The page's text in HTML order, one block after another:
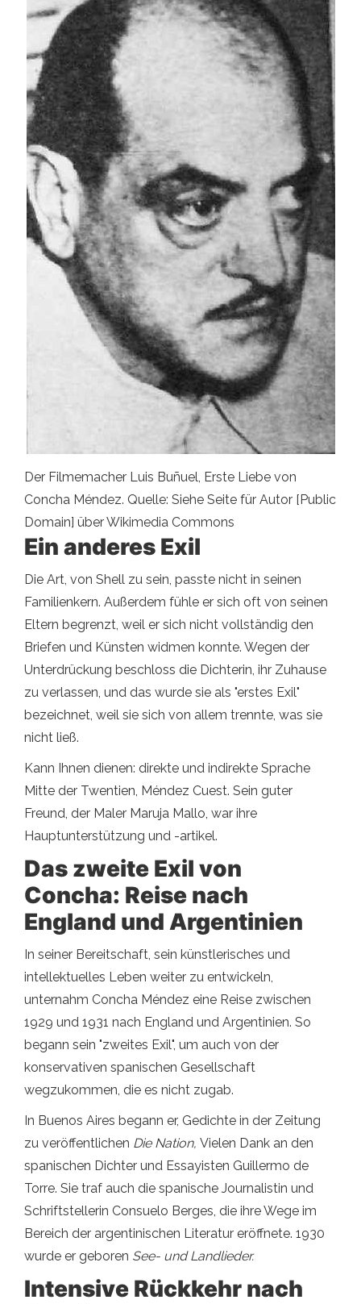
Der Filmemacher Luis Buñuel, Erste Liebe von
Concha Méndez. Quelle: Siehe Seite für Autor [Public
Domain] über Wikimedia Commons
Ein anderes Exil
Die Art, von Shell zu sein, passte nicht in seinen
Familienkern. Außerdem fühle er sich oft von seinen
Eltern begrenzt, weil er sich nicht vollständig den
Briefen und Künsten widmen konnte. Wegen der
Unterdrückung beschloss die Dichterin, ihr Zuhause
zu verlassen, und das wurde sie als "erstes Exil"
bezeichnet, weil sie sich von allem trennte, was sie
nicht ließ.
Kann Ihnen dienen: direkte und indirekte Sprache
Mitte der Twentien, Méndez Cuest. Sein guter
Freund, der Maler Maruja Mallo, war ihre
Hauptunterstützung und -artikel.
Das zweite Exil von
Concha: Reise nach
England und Argentinien
In seiner Bereitschaft, sein künstlerisches und
intellektuelles Leben weiter zu entwickeln,
unternahm Concha Méndez eine Reise zwischen
1929 und 1931 nach England und Argentinien. So
begann sein "zweites Exil", um auch von der
konservativen spanischen Gesellschaft
wegzukommen, die es nicht zugab.
In Buenos Aires begann er, Gedichte in der Zeitung
zu veröffentlichen Die Nation, Vielen Dank an den
spanischen Dichter und Essayisten Guillermo de
Torre. Sie traf auch die spanische Journalistin und
Schriftstellerin Consuelo Berges, die ihre Wege im
Bereich der argentinischen Literatur eröffnete. 1930
wurde er geboren See- und Landlieder.
Intensive Rückkehr nach